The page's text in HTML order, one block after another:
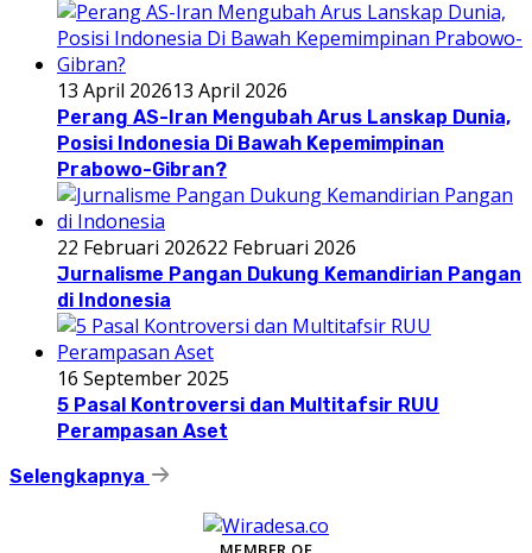
13 April 202613 April 2026
Perang AS-Iran Mengubah Arus Lanskap Dunia,
Posisi Indonesia Di Bawah Kepemimpinan
Prabowo-Gibran?
22 Februari 202622 Februari 2026
Jurnalisme Pangan Dukung Kemandirian Pangan
di Indonesia
16 September 2025
5 Pasal Kontroversi dan Multitafsir RUU
Perampasan Aset
Selengkapnya